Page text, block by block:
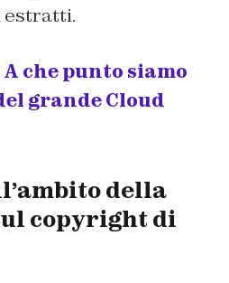
estratti.
A che punto siamo
grande Cloud
della
copyright di